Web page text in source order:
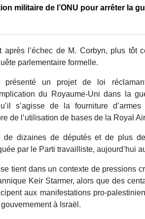
militaire de l’ONU pour arrêter la
après l’échec de M. Corbyn, plus tôt
parlementaire formelle.
un projet de loi
du Royaume-Uni dans la
s’agisse de la fourniture d’armes
de l’utilisation de bases de la Royal
de dizaines de députés et de plus
par le Parti travailliste, aujourd’hui
tient dans un contexte de pressions
Keir Starmer, alors que des
aux manifestations pro-
à Israël.